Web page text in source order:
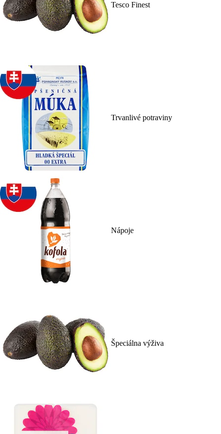
Tesco Finest
Trvanlivé potraviny
Nápoje
Špeciálna výživa